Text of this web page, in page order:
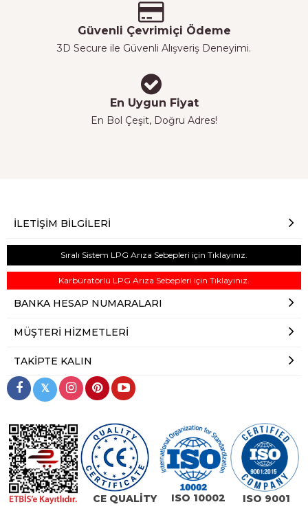
Güvenli Çevrimiçi Ödeme
3D Secure ile Güvenli Alışveriş Deneyimi.
En Uygun Fiyat
En Bol Çeşit, Doğru Adres!
İLETIŞIM BILGILERI
Sıralı Sistem LPG Arıza Sebepleri için Tıklayınız.
Karbüratörlü LPG Arıza Sebepleri için Tıklayınız.
BANKA HESAP NUMARALARI
MÜŞTERI HIZMETLERI
TAKIPTE KALIN
𝕏
CE QUALİTY ISO 10002 ISO 9001